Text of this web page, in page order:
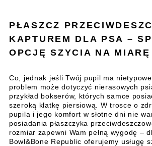
PŁASZCZ
KAPTUREM DLA PSA –
OPCJĘ SZYCIA NA MIARĘ
Co, jednak jeśli Twój pupil ma
problem może dotyczyć nierasowych
przykład bokserów, których samce
szeroką klatkę piersiową. W trosce o
pupila i jego komfort w słotne dni nie
posiadania płaszczyka
rozmiar zapewni Wam pełną wygodę –
Bowl&Bone Republic oferujemy usługę